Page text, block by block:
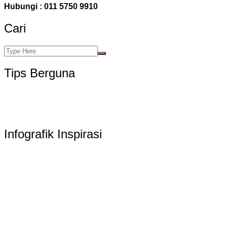
Hubungi : 011 5750 9910
Cari
Tips Berguna
Infografik Inspirasi